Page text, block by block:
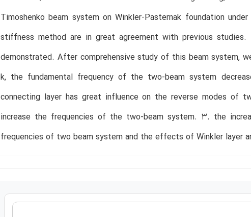
Timoshenko beam system on Winkler-Pasternak foundation
stiffness method are in great agreement with previous
demonstrated. After comprehensive study of this beam system,
k, the fundamental frequency of the two-beam system
connecting layer has great influence on the reverse modes of
increase the frequencies of the two-beam system. 3. the
frequencies of two beam system and the effects of Winkler layer